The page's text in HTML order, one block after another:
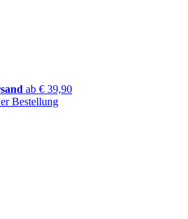
ab € 39,90
Bestellung